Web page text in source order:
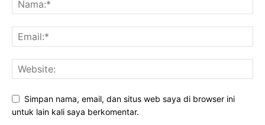
Simpan nama, email, dan situs web saya di browser ini
untuk lain kali saya berkomentar.